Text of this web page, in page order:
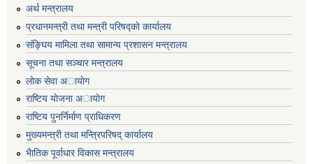
अर्थ मन्त्रालय
प्रधानमन्त्री तथा मन्त्री परिषद्काे कार्यालय
संङ्घिय मामिला तथा सामान्य प्रशासन मन्त्रालय
सूचना तथा सञ्चार मन्त्रालय
लाेक सेवा अायाेग
राष्टिय याेजना अायाेग
राष्टिय पुनर्निर्माण प्राधिकरण
मुख्यमन्त्री तथा मन्त्रिपरिषद् कार्यालय
भैातिक पूर्वाधार विकास मन्त्रालय